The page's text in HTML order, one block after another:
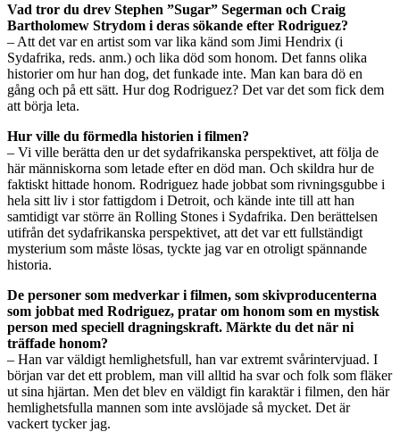
Vad tror du drev Stephen ”Sugar” Segerman och Craig
Bartholomew Strydom i deras sökande efter Rodriguez?
– Att det var en artist som var lika känd som Jimi Hendrix (i
Sydafrika, reds. anm.) och lika död som honom. Det fanns olika
historier om hur han dog, det funkade inte. Man kan bara dö en
gång och på ett sätt. Hur dog Rodriguez? Det var det som fick dem
att börja leta.
Hur ville du förmedla historien i filmen?
– Vi ville berätta den ur det sydafrikanska perspektivet, att följa de
här människorna som letade efter en död man. Och skildra hur de
faktiskt hittade honom. Rodriguez hade jobbat som rivningsgubbe i
hela sitt liv i stor fattigdom i Detroit, och kände inte till att han
samtidigt var större än Rolling Stones i Sydafrika. Den berättelsen
utifrån det sydafrikanska perspektivet, att det var ett fullständigt
mysterium som måste lösas, tyckte jag var en otroligt spännande
historia.
De personer som medverkar i filmen, som skivproducenterna
som jobbat med Rodriguez, pratar om honom som en mystisk
person med speciell dragningskraft. Märkte du det när ni
träffade honom?
– Han var väldigt hemlighetsfull, han var extremt svårintervjuad. I
början var det ett problem, man vill alltid ha svar och folk som fläker
ut sina hjärtan. Men det blev en väldigt fin karaktär i filmen, den här
hemlighetsfulla mannen som inte avslöjade så mycket. Det är
vackert tycker jag.